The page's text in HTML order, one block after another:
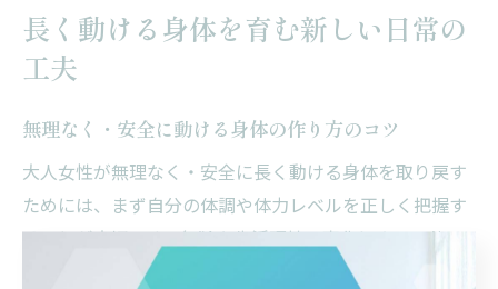
長く動ける身体を育む新しい日常の
工夫
無理なく・安全に動ける身体の作り方のコツ
大人女性が無理なく・安全に長く動ける身体を取り戻す
ためには、まず自分の体調や体力レベルを正しく把握す
ることが大切です。年齢や生活環境の変化によって体は
変わりますが、無理な運動や急激な食事制限は逆効果と